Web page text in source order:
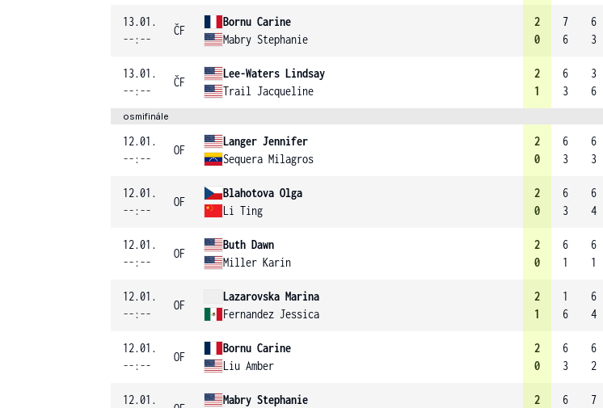
13.01.
--:--
ČF
Bornu Carine
Mabry Stephanie
2
0
7
6
6
3
13.01.
--:--
ČF
Lee-Waters Lindsay
Trail Jacqueline
2
1
6
3
3
6
osmifinále
12.01.
--:--
OF
Langer Jennifer
Sequera Milagros
2
0
6
3
6
3
12.01.
--:--
OF
Blahotova Olga
Li Ting
2
0
6
3
6
4
12.01.
--:--
OF
Buth Dawn
Miller Karin
2
0
6
1
6
1
12.01.
--:--
OF
Lazarovska Marina
Fernandez Jessica
2
1
1
6
6
4
12.01.
--:--
OF
Bornu Carine
Liu Amber
2
0
6
3
6
2
12.01.
Mabry Stephanie
2
6
7